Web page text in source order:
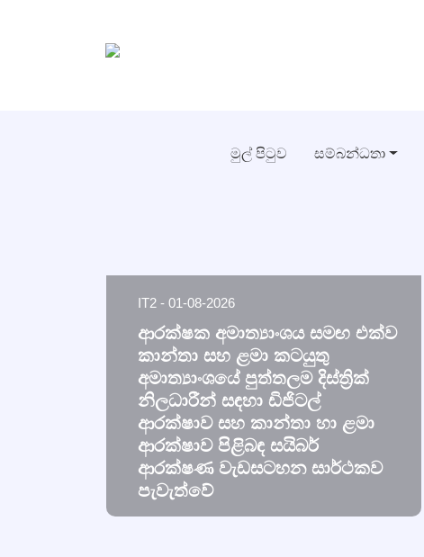
මුල් පිටුව සම්බන්ධතා
IT2 - 01-08-2026
ආරක්ෂක අමාත්‍යාංශය සමඟ එක්ව
කාන්තා සහ ළමා කටයුතු
අමාත්‍යාංශයේ පුත්තලම දිස්ත්‍රික්
නිලධාරීන් සඳහා ඩිජිටල්
ආරක්ෂාව සහ කාන්තා හා ළමා
ආරක්ෂාව පිළිබඳ සයිබර්
ආරක්ෂණ වැඩසටහන සාර්ථකව
පැවැත්වේ